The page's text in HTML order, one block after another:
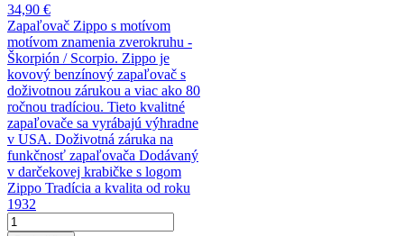
34,90 €
Zapaľovač Zippo s motívom
motívom znamenia zverokruhu -
Škorpión / Scorpio. Zippo je
kovový benzínový zapaľovač s
doživotnou zárukou a viac ako 80
ročnou tradíciou. Tieto kvalitné
zapaľovače sa vyrábajú výhradne
v USA. Doživotná záruka na
funkčnosť zapaľovača Dodávaný
v darčekovej krabičke s logom
Zippo Tradícia a kvalita od roku
1932